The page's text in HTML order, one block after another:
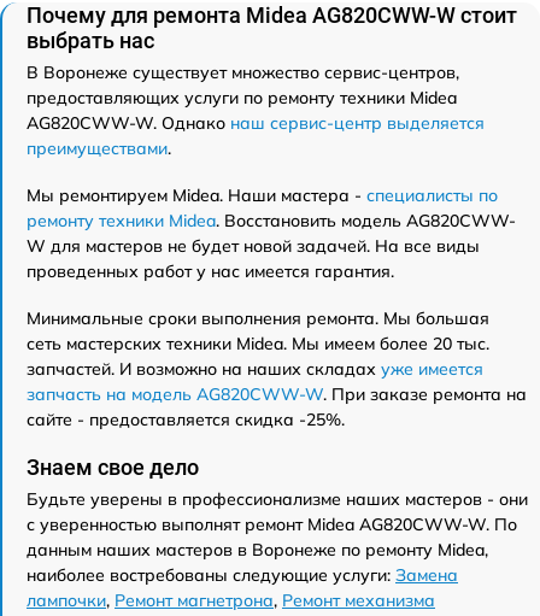
Почему для ремонта Midea AG820CWW-W стоит
выбрать нас
В Воронеже существует множество сервис-центров,
предоставляющих услуги по ремонту техники Midea
AG820CWW-W. Однако наш сервис-центр выделяется
преимуществами.
Мы ремонтируем Midea. Наши мастера - специалисты по
ремонту техники Midea. Восстановить модель AG820CWW-
W для мастеров не будет новой задачей. На все виды
проведенных работ у нас имеется гарантия.
Минимальные сроки выполнения ремонта. Мы большая
сеть мастерских техники Midea. Мы имеем более 20 тыс.
запчастей. И возможно на наших складах уже имеется
запчасть на модель AG820CWW-W. При заказе ремонта на
сайте - предоставляется скидка -25%.
Знаем свое дело
Будьте уверены в профессионализме наших мастеров - они
с уверенностью выполнят ремонт Midea AG820CWW-W. По
данным наших мастеров в Воронеже по ремонту Midea,
наиболее востребованы следующие услуги: Замена
лампочки, Ремонт магнетрона, Ремонт механизма